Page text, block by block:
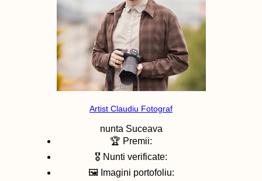
Artist Claudiu Fotograf
nunta Suceava
🏆 Premii:
🎖️ Nunti verificate:
🖼️ Imagini portofoliu: